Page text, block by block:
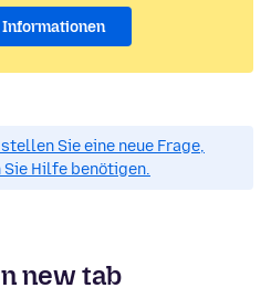
Sie eine neue Frage,
Sie Hilfe benötigen.
new tab